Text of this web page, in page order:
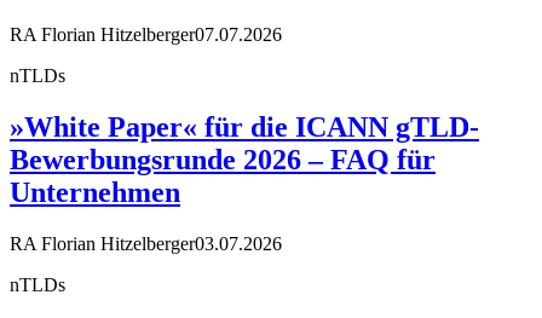
RA Florian Hitzelberger07.07.2026
nTLDs
»White Paper« für die ICANN gTLD-
Bewerbungsrunde 2026 – FAQ für
Unternehmen
RA Florian Hitzelberger03.07.2026
nTLDs